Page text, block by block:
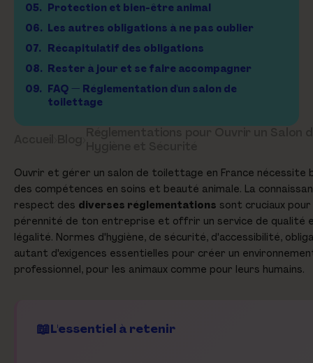
05. Protection et bien-être animal
06. Les autres obligations à ne pas oublier
07.
Récapitulatif des obligations
08. Rester à jour et se faire accompagner
09. FAQ — Réglementation d'un salon de
toilettage
Ouvrir et gérer un salon de toilettage en France nécessite
des compétences en soins et beauté animale. La
respect des diverses réglementations sont cruciaux
pérennité de ton entreprise et offrir un service de qualité
légalité. Normes d'hygiène, de sécurité, d'accessibilité,
autant d'exigences essentielles pour créer un
professionnel, pour les animaux comme pour leurs humains.
L'essentiel à retenir